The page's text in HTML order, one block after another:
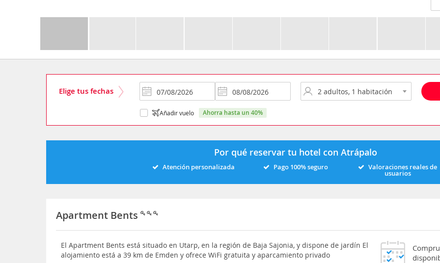
Elige tus fechas
Añadir vuelo ahorra hasta un 40%
Por qué reservar tu hotel con Atrápalo
Atención personalizada Pago 100% seguro Valoraciones reales de
usuarios
Apartment Bents
El Apartment Bents está situado en Utarp, en la región de Baja Sajonia, y dispone de jardín El
alojamiento está a 39 km de Emden y ofrece WiFi gratuita y aparcamiento privado